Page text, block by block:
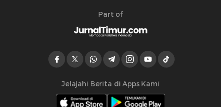
Part of
Jelajahi Berita di Apps Kami